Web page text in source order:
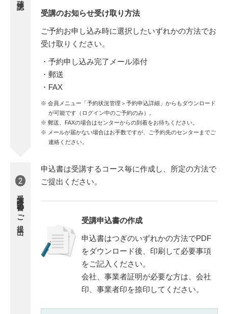
受講のお知らせ受け取り方法
ご予約お申し込み時に選択したいずれかの方法でお
受け取りください。
・予約申し込み完了メール添付
・郵送
・FAX
会員メニュー「予約状況管理＞予約申込詳細」からもダウンロード
が可能です（ログイン中のご予約のみ）。
郵送、FAXの場合はセンターからの到着をお待ちください。
メールが届かない場合はお手数ですが、ご予約先のセンターまでご
連絡ください。
2
受講申込書の
ご提出
申込書は受講するコース毎に作成し、所定の方法で
ご提出ください。
受講申込書の作成
申込書はつぎのいずれかの方法でPDF
をダウンロード後、印刷して必要事項
をご記入ください。
会社、事業者証明が必要な方は、会社
印、事業者印を捺印してください。